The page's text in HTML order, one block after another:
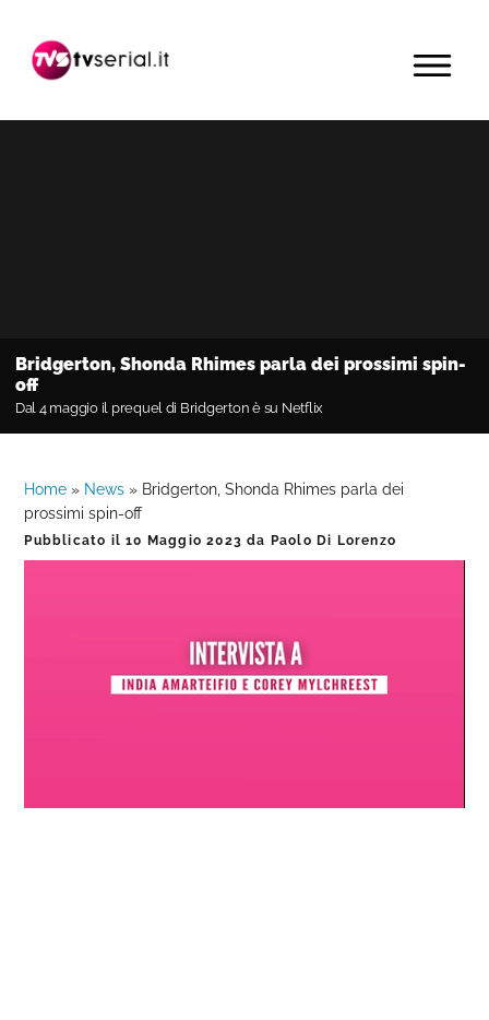
navigazione
contenuto
barra
primaria
MENU
Bridgerton, Shonda Rhimes parla dei prossimi spin-
off
Dal 4 maggio il prequel di Bridgerton è su Netflix
Home » News » Bridgerton, Shonda Rhimes parla dei
prossimi spin-off
Pubblicato il10 Maggio 2023 da Paolo Di Lorenzo
0%
0%